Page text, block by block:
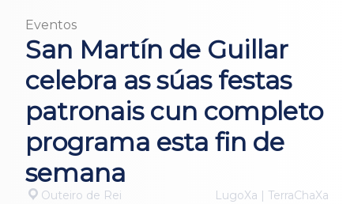
Eventos
San Martín de Guillar
celebra as súas festas
patronais cun completo
programa esta fin de
semana
Outeiro de Rei LugoXa | TerraChaXa